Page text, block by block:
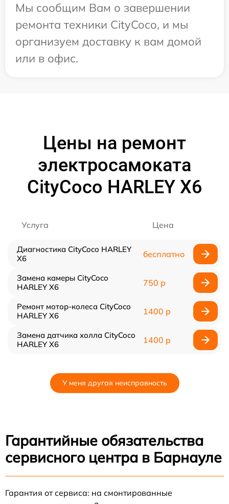
Мы сообщим Вам о завершении
ремонта техники CityCoco, и мы
организуем доставку к вам домой
или в офис.
Цены на ремонт
электросамоката
CityCoco HARLEY X6
Услуга Цена
Диагностика CityCoco HARLEY
X6
бесплатно
Замена камеры CityCoco
HARLEY X6
750 р
Ремонт мотор-колеса CityCoco
HARLEY X6
1400 р
Замена датчика холла CityCoco
HARLEY X6
1400 р
У меня другая неисправность
Гарантийные обязательства
сервисного центра в Барнауле
Гарантия от сервиса: на смонтированные